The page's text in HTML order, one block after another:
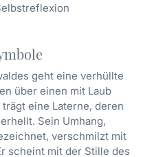
geht eine verhüllte
über einen mit Laub
eine Laterne, deren
Sein Umhang,
verschmilzt mit
scheint mit der Stille des